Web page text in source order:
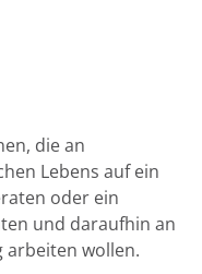
die an
Lebens auf ein
oder ein
und daraufhin an
arbeiten wollen.